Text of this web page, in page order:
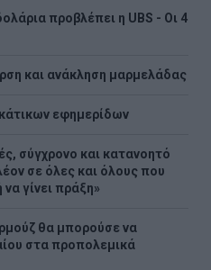
προβλέπει η UBS - Οι 4
και ανάκληση μαρμελάδας
εφημερίδων
σύγχρονο και κατανοητό
σε όλες και όλους που
γίνει πράξη»
θα μπορούσε να
στα προπολεμικά